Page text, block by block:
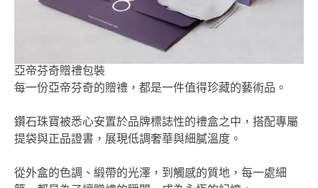
亞帝芬奇贈禮包裝
每一份亞帝芬奇的贈禮，都是一件值得珍藏的藝術品。
鑽石珠寶被悉心安置於品牌標誌性的禮盒之中，搭配專屬
提袋與正品證書，展現低調奢華與細膩溫度。
從外盒的色調、緞帶的光澤，到觸感的質地，每一處細